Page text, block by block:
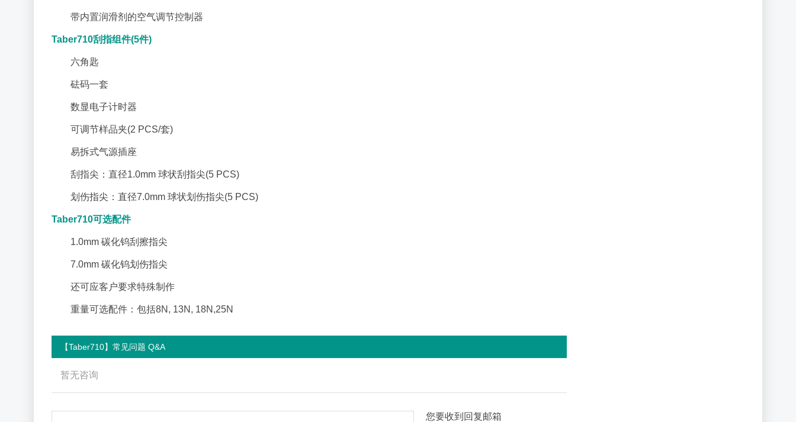
带内置润滑剂的空气调节控制器
Taber710刮指组件(5件)
六角匙
砝码一套
数显电子计时器
可调节样品夹(2 PCS/套)
易拆式气源插座
刮指尖：直径1.0mm 球状刮指尖(5 PCS)
划伤指尖：直径7.0mm 球状划伤指尖(5 PCS)
Taber710可选配件
1.0mm 碳化钨刮擦指尖
7.0mm 碳化钨划伤指尖
还可应客户要求特殊制作
重量可选配件：包括8N, 13N, 18N,25N
【Taber710】常见问题 Q&A
暂无咨询
您要收到回复邮箱